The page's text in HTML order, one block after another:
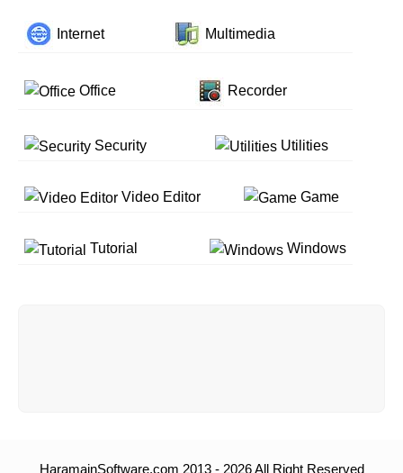
Internet Multimedia
Office Recorder
Security Utilities
Video Editor Game
Tutorial Windows
HaramainSoftware.com 2013 - 2026 All Right Reserved